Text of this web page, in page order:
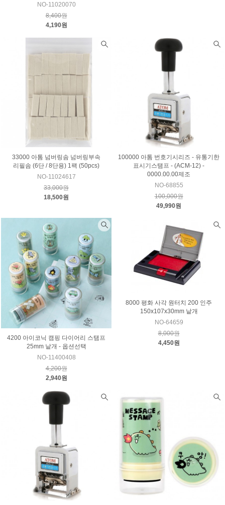
NO-11020070
8,400원
4,190원
33000 아톰 넘버링솜 넘버링부속
리필솜 (6단 / 8단용) 1팩 (50pcs)
NO-11024617
33,000원
18,500원
100000 아톰 번호기시리즈 - 유통기한
표시기스탬프 - (ACM-12) -
0000.00.00제조
NO-68855
100,000원
49,990원
4200 아이코닉 캠핑 다이어리 스탬프
25mm 낱개 - 옵션선택
NO-11400408
4,200원
2,940원
8000 평화 사각 원터치 200 인주
150x107x30mm 낱개
NO-64659
8,000원
4,450원